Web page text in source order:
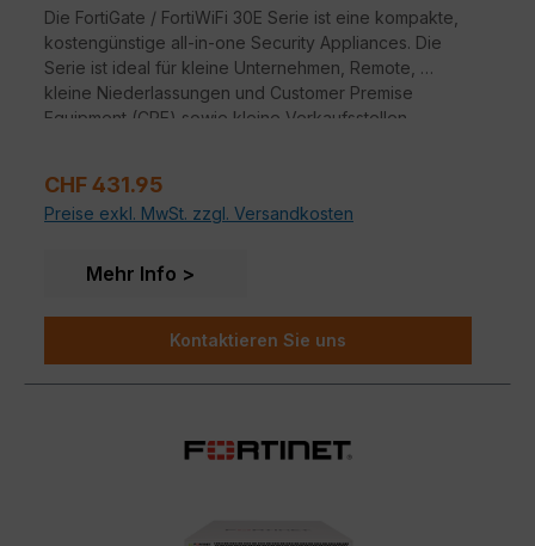
Die FortiGate / FortiWiFi 30E Serie ist eine kompakte,
kostengünstige all-in-one Security Appliances. Die
Serie ist ideal für kleine Unternehmen, Remote,
kleine Niederlassungen und Customer Premise
Equipment (CPE) sowie kleine Verkaufsstellen
Konnektivität und Leistung zu einem attraktiven
Einstiegspreis.
Regulärer Preis:
CHF 431.95
Preise exkl. MwSt. zzgl. Versandkosten
Mehr Info
Kontaktieren Sie uns